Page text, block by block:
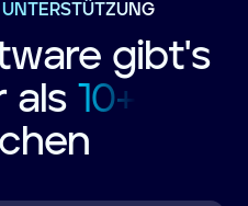
gibt's
als
10+